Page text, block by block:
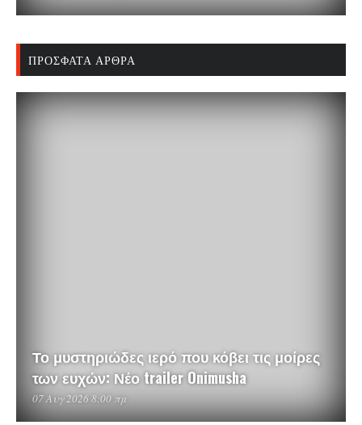
ΠΡΌΣΦΑΤΑ ΆΡΘΡΑ
Το μυστηριώδες ιερό που κόβει τις μοίρες
των ευχών: Νέο trailer Onimusha
07 Αυγ 2026 8:00 πμ